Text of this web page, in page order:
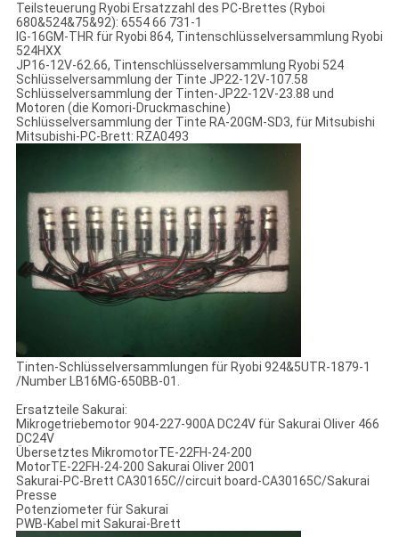
Teilsteuerung Ryobi Ersatzzahl des PC-Brettes (Ryboi
680&524&75&92): 6554 66 731-1
IG-16GM-THR für Ryobi 864, Tintenschlüsselversammlung Ryobi
524HXX
JP16-12V-62.66, Tintenschlüsselversammlung Ryobi 524
Schlüsselversammlung der Tinte JP22-12V-107.58
Schlüsselversammlung der Tinten-JP22-12V-23.88 und
Motoren (die Komori-Druckmaschine)
Schlüsselversammlung der Tinte RA-20GM-SD3, für Mitsubishi
Mitsubishi-PC-Brett: RZA0493
Tinten-Schlüsselversammlungen für Ryobi 924&5UTR-1879-1
/Number LB16MG-650BB-01.
Ersatzteile Sakurai:
Mikrogetriebemotor 904-227-900A DC24V für Sakurai Oliver 466
DC24V
Übersetztes MikromotorTE-22FH-24-200
MotorTE-22FH-24-200 Sakurai Oliver 2001
Sakurai-PC-Brett CA30165C//circuit board-CA30165C/Sakurai
Presse
Potenziometer für Sakurai
PWB-Kabel mit Sakurai-Brett